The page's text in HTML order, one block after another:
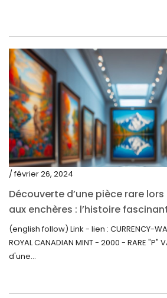
septembre 2020
juillet 2020
juin 2020
mai 2020
mars 2020
février 2020
décembre 2019
octobre 2019
septembre 2019
juin 2019
avril 2019
/ février 26, 2024
Découverte d’une pièce rare lors
aux enchères : l’histoire
Monnaie-Montre de la Monnaie
Canada (2000) Rare Variété « P »
(english follow) Link - lien : CURRENCY-
ROYAL CANADIAN MINT - 2000 - RARE "P"
d'une...